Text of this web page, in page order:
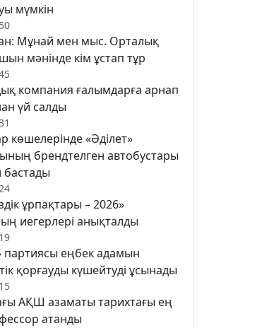
мүмкін
Мұнай мен мыс. Орталық
мәнінде кім ұстап тұр
компания ғалымдарға арнап
үй салды
көшелерінде «Әділет»
брендтелген автобустары
бастады
ұрпақтары – 2026»
иегерлері анықталды
партиясы еңбек адамын
қорғауды күшейтуді ұсынады
АҚШ азаматы тарихтағы ең
атанды